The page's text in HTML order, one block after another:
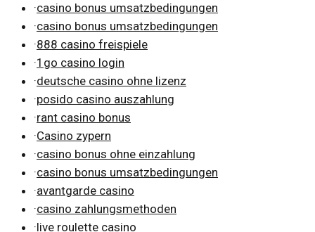
·casino bonus umsatzbedingungen
·casino bonus umsatzbedingungen
·888 casino freispiele
·1go casino login
·deutsche casino ohne lizenz
·posido casino auszahlung
·rant casino bonus
·Casino zypern
·casino bonus ohne einzahlung
·casino bonus umsatzbedingungen
·avantgarde casino
·casino zahlungsmethoden
·live roulette casino